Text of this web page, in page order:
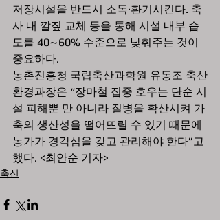
저장시설을 반드시 소독·환기시킨다. 축
사 내 깔짚 교체 등을 통해 시설 내부 습
도를 40∼60% 수준으로 낮춰주는 것이
중요하다.
농촌진흥청 국립축산과학원 유동조 축산
환경과장은 “장마철 집중 호우는 단순 시
설 피해뿐 만 아니라 질병을 확산시켜 가
축의 생산성을 떨어뜨릴 수 있기 때문에
농가가 경각심을 갖고 관리해야 한다”고
했다. <최안순 기자>
축산